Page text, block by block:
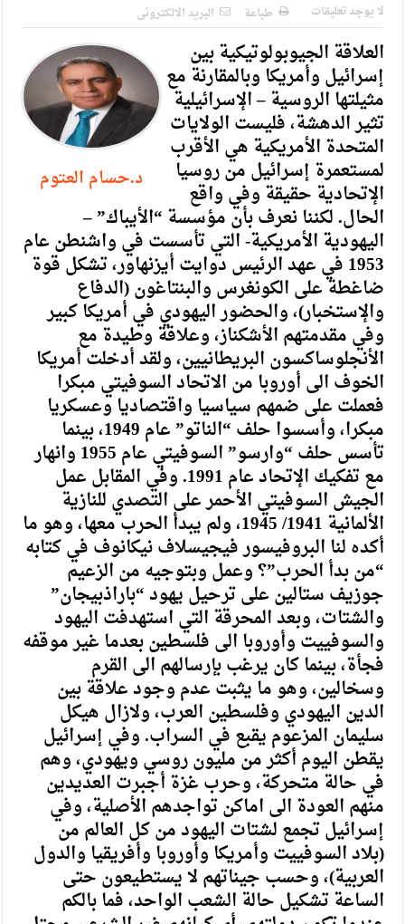
الإسلامية والمسيحية
الأمن يتلف 16 مليون حبة كبتاجون و1480 كغم مواد مخدرة
النواب يقر مشروع تعديل قانون الملكية العقارية
القاضي يلتقي رؤساء تحرير الصحف اليومية ويؤكد حرص مجلس
النواب على شراكة فاعلة مع الإعلام
دعوة المكلفين بخدمة العلم (الدفعة الثالثة) إلى مراجعة منصة خدمة
العلم
الملك يلتقي مجموعة من رفاق السلاح
الملك يتلقى اتصالا هاتفيا من العاهل البحريني
القاضي محمود أحمد فريحات.. مبارك ومزيدا من التوفيق
لا يوجد تعليقات طباعة البريد الالكترونى
د.حسام العتوم
العلاقة الجيوبولوتيكية بين
إسرائيل وأمريكا وبالمقارنة مع
مثيلتها الروسية – الإسرائيلية
تثير الدهشة، فليست الولايات
المتحدة الأمريكية هي الأقرب
لمستعمرة إسرائيل من روسيا
الإتحادية حقيقة وفي واقع
الحال. لكننا نعرف بأن مؤسسة “الأيباك” –
اليهودية الأمريكية- التي تأسست في واشنطن عام
1953 في عهد الرئيس دوايت أيزنهاور، تشكل قوة
ضاغطة على الكونغرس والبنتاغون (الدفاع
والإستخبار)، والحضور اليهودي في أمريكا كبير
وفي مقدمتهم الأشكناز، وعلاقة وطيدة مع
الأنجلوساكسون البريطانيين، ولقد أدخلت أمريكا
الخوف الى أوروبا من الاتحاد السوفيتي مبكرا
فعملت على ضمهم سياسيا واقتصاديا وعسكريا
مبكرا، وأسسوا حلف “الناتو” عام 1949، بينما
تأسس حلف “وارسو” السوفيتي عام 1955 وانهار
مع تفكيك الإتحاد عام 1991. وفي المقابل عمل
الجيش السوفيتي الأحمر على التصدي للنازية
الألمانية 1941/ 1945، ولم يبدأ الحرب معها، وهو ما
أكده لنا البروفيسور فيجيسلاف نيكانوف في كتابه
“من بدأ الحرب”؟ وعمل وبتوجيه من الزعيم
جوزيف ستالين على ترحيل يهود “باراذبيجان”
والشتات، وبعد المحرقة التي استهدفت اليهود
والسوفييت وأوروبا الى فلسطين بعدما غير موقفه
فجأة، بينما كان يرغب بإرسالهم الى القرم
وسخالين، وهو ما يثبت عدم وجود علاقة بين
الدين اليهودي وفلسطين العرب، ولازال هيكل
سليمان المزعوم يقبع في السراب. وفي إسرائيل
يقطن اليوم أكثر من مليون روسي ويهودي، وهم
في حالة متحركة، وحرب غزة أجبرت العديدين
منهم العودة الى اماكن تواجدهم الأصلية، وفي
إسرائيل تجمع لشتات اليهود من كل العالم من
(بلاد السوفييت وأمريكا وأوروبا وأفريقيا والدول
العربية)، وحسب جيناتهم لا يستطيعون حتى
الساعة تشكيل حالة الشعب الواحد، فما بالكم